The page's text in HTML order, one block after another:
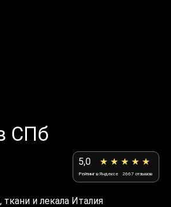
СПб
5,0 ★ ★ ★ ★ ★
Рейтинг в Яндексе 2667 отзывов
и лекала Италия